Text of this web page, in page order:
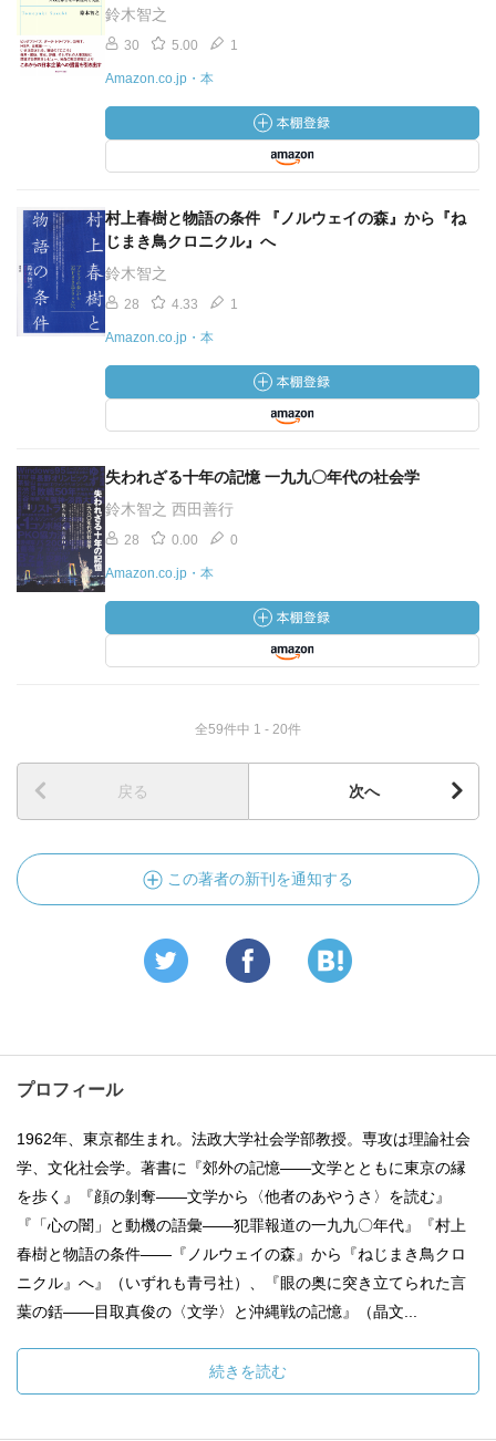
鈴木智之
30 5.00 1
Amazon.co.jp・本
村上春樹と物語の条件 『ノルウェイの森』から『ね
じまき鳥クロニクル』へ
鈴木智之
28 4.33 1
Amazon.co.jp・本
失われざる十年の記憶 一九九〇年代の社会学
鈴木智之 西田善行
28 0.00 0
Amazon.co.jp・本
全59件中 1 - 20件
戻る 次へ
この著者の新刊を通知する
プロフィール
1962年、東京都生まれ。法政大学社会学部教授。専攻は理論社会
学、文化社会学。著書に『郊外の記憶――文学とともに東京の縁
を歩く』『顔の剝奪――文学から〈他者のあやうさ〉を読む』
『「心の闇」と動機の語彙――犯罪報道の一九九〇年代』『村上
春樹と物語の条件――『ノルウェイの森』から『ねじまき鳥クロ
ニクル』へ』（いずれも青弓社）、『眼の奥に突き立てられた言
葉の銛――目取真俊の〈文学〉と沖縄戦の記憶』（晶文...
続きを読む